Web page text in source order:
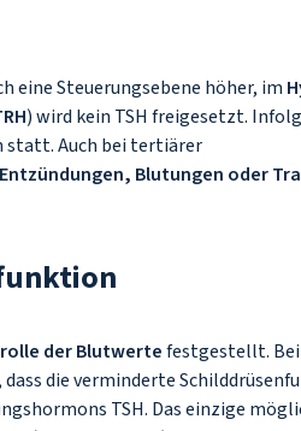
eine Steuerungsebene höher, im
) wird kein TSH freigesetzt.
statt. Auch bei tertiärer
Blutungen oder
der Blutwertefestgestellt.
dass die verminderte
TSH. Das einzige